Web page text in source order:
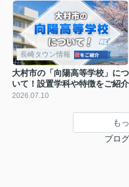
長崎タウン情報
大村市の「向陽高等学校」につ
いて！設置学科や特徴をご紹介
2026.07.10
も
ブロ